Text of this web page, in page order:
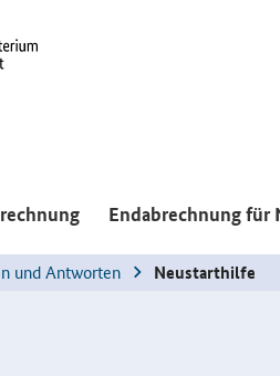
Endabrechnung
und Antworten Neustarthilfe